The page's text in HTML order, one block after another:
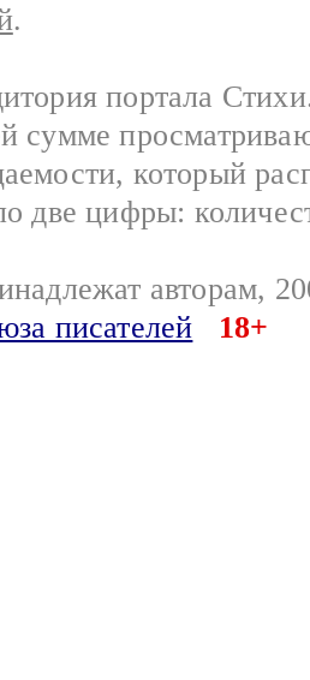
.
портала
сумме
который
две цифры:
авторам,
писателей
18+